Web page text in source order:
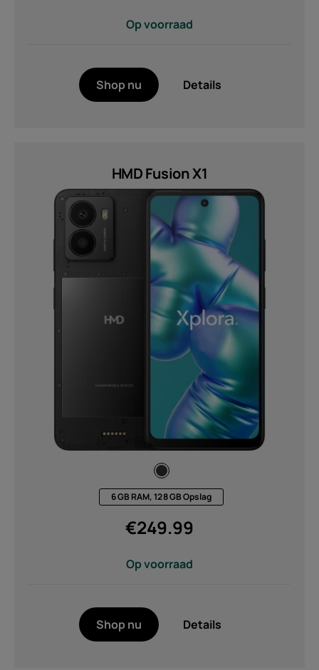
Op voorraad
Shop nu Details
HMD Fusion X1
6 GB RAM, 128 GB Opslag
€249.99
Op voorraad
Shop nu Details